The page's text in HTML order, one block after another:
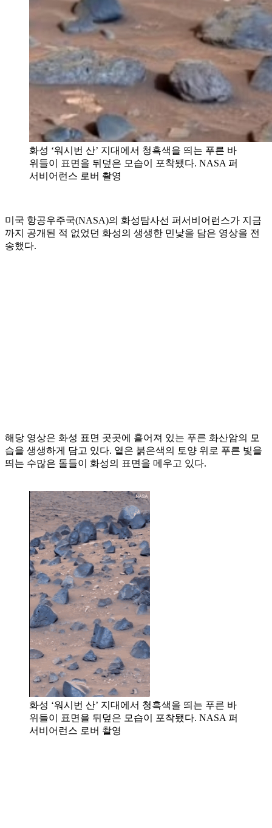
화성 ‘워시번 산’ 지대에서 청흑색을 띄는 푸른 바
위들이 표면을 뒤덮은 모습이 포착됐다. NASA 퍼
서비어런스 로버 촬영
미국 항공우주국(NASA)의 화성탐사선 퍼서비어런스가 지금
까지 공개된 적 없었던 화성의 생생한 민낯을 담은 영상을 전
송했다.
해당 영상은 화성 표면 곳곳에 흩어져 있는 푸른 화산암의 모
습을 생생하게 담고 있다. 옅은 붉은색의 토양 위로 푸른 빛을
띄는 수많은 돌들이 화성의 표면을 메우고 있다.
화성 ‘워시번 산’ 지대에서 청흑색을 띄는 푸른 바
위들이 표면을 뒤덮은 모습이 포착됐다. NASA 퍼
서비어런스 로버 촬영